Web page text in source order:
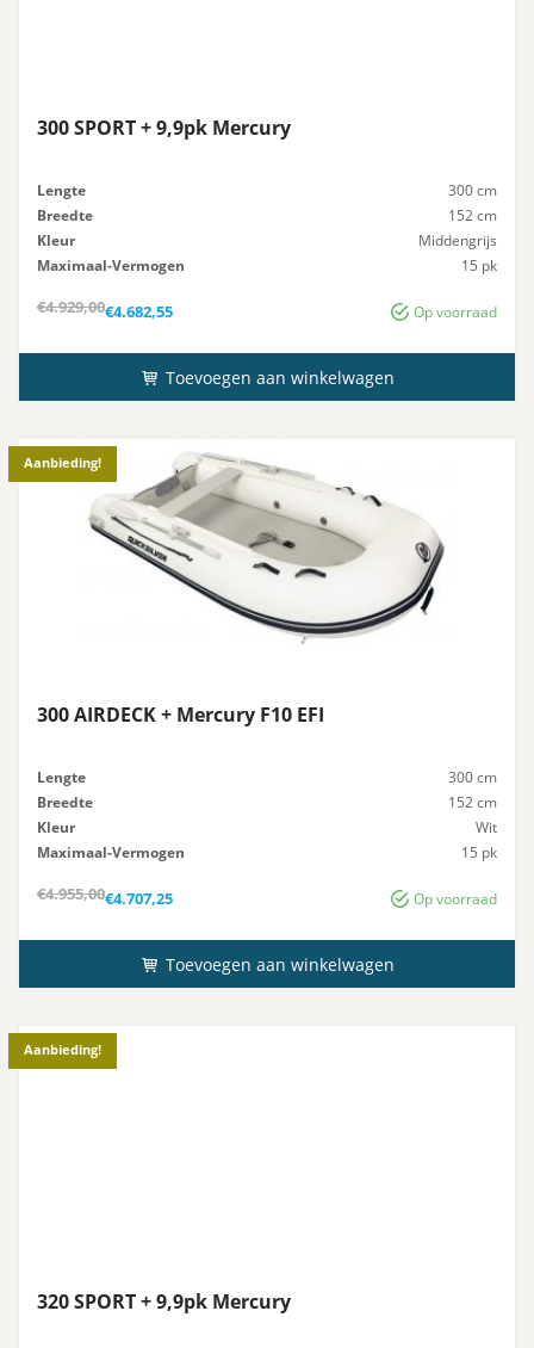
300 SPORT + 9,9pk Mercury
Lengte
300 cm
Breedte
152 cm
Kleur
Middengrijs
Maximaal-Vermogen
15 pk
Op voorraad
€4.929,00Oorspronkelijke
prijs
€4.929,00.
€4.682,55Huidige
prijs
€4.682,55.
Toevoegen aan winkelwagen
Aanbieding!
300 AIRDECK + Mercury F10 EFI
Lengte
300 cm
Breedte
152 cm
Kleur
Wit
Maximaal-Vermogen
15 pk
Op voorraad
€4.955,00Oorspronkelijke
prijs
€4.955,00.
€4.707,25Huidige
prijs
€4.707,25.
Toevoegen aan winkelwagen
Aanbieding!
320 SPORT + 9,9pk Mercury